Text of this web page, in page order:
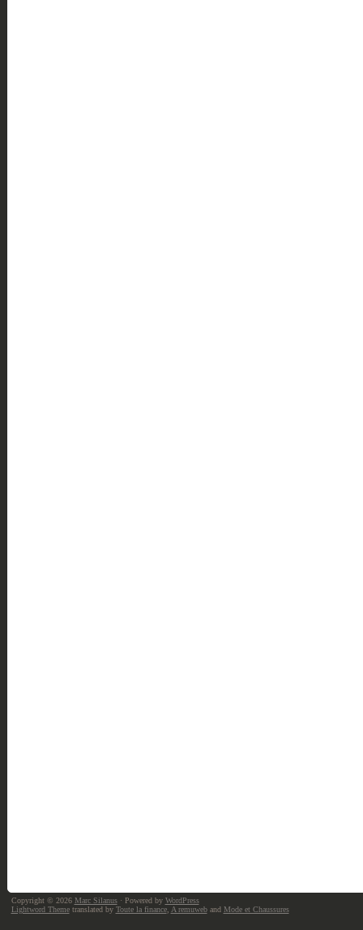
Copyright © 2026 Marc Silanus· Powered by WordPress
Lightword Themetranslated by Toute la finance, A remuweband Mode et Chaussures